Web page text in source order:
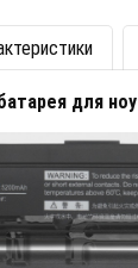
для